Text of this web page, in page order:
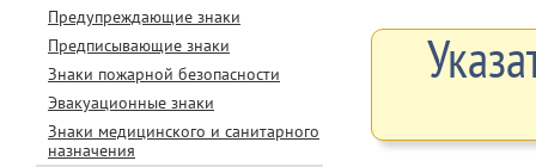
Предупреждающие знаки
Предписывающие знаки
Знаки пожарной безопасности
Эвакуационные знаки
Знаки медицинского и санитарного
назначения